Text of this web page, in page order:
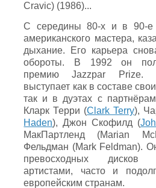
Cravic) (1986)...
С середины 80-х и в 90-е
американского мастера,
дыхание. Его карьера
обороты. В 1992 он
премию Jazzpar Prize.
выступает как в составе
так и в дуэтах с
Кларк Терри (Clark Terry),
Haden), Джон Скофилд (
МакПартленд (Marian
Фельдман (Mark Feldman).
превосходных дисков
артистами, часто и
европейским странам.